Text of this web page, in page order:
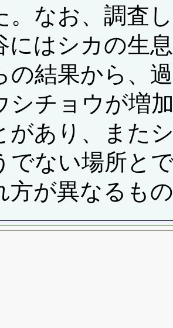
。なお、調査
にはシカの生
の結果から、
シチョウが増
があり、また
でない場所と
方が異なるも